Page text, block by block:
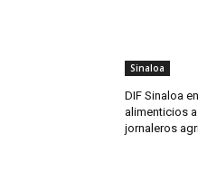
Sinaloa
DIF Sinaloa
alimenticios
jornaleros